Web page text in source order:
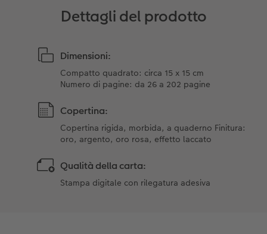
Dettagli del prodotto
Dimensioni:
Compatto quadrato: circa 15 x 15 cm
Numero di pagine: da 26 a 202 pagine
Copertina:
Copertina rigida, morbida, a quaderno Finitura:
oro, argento, oro rosa, effetto laccato
Qualità della carta:
Stampa digitale con rilegatura adesiva